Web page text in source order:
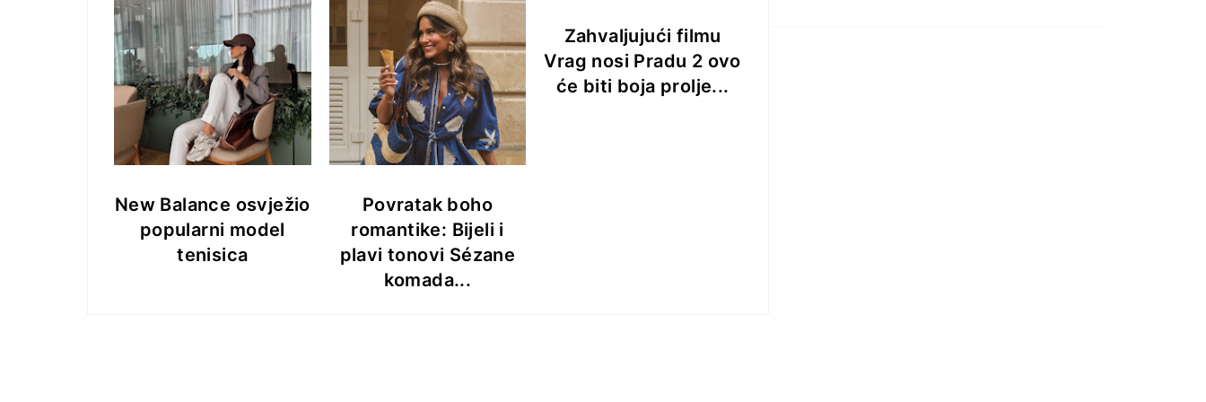
New Balance osvježio
popularni model
tenisica
Povratak boho
romantike: Bijeli i
plavi tonovi Sézane
komada...
Zahvaljujući filmu
Vrag nosi Pradu 2 ovo
će biti boja prolje...